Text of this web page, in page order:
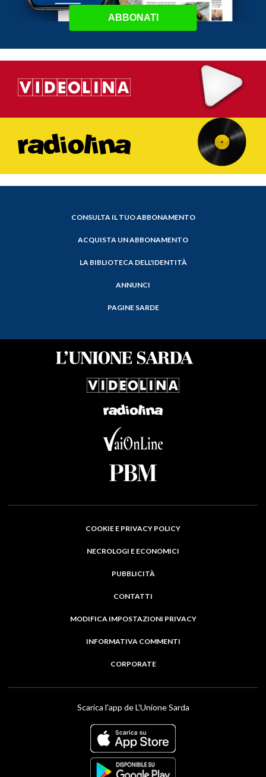
ABBONATI
CONSULTA IL TUO ABBONAMENTO
ACQUISTA UN ABBONAMENTO
LA BIBLIOTECA DELL'IDENTITÀ
ANNUNCI
PAGINE SARDE
COOKIE E PRIVACY POLICY
NECROLOGI E ECONOMICI
PUBBLICITÀ
CONTATTI
MODIFICA IMPOSTAZIONI PRIVACY
INFORMATIVA COMMENTI
CORPORATE
Scarica l'app de L'Unione Sarda